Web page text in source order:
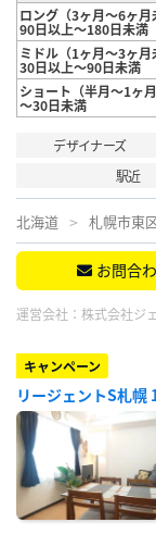
ロング（3ヶ月～6ヶ月
90日以上～180日未満
ミドル（1ヶ月～3ヶ月
30日以上～90日未満
ショート（半月～1ヶ月
～30日未満
デザイナーズ
駅近
北海道 札幌市東
お問合
運営会社： 株式会社ジ
キャンペーン
リージェントS札